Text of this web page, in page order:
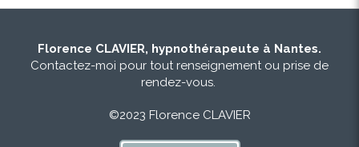
Florence CLAVIER, hypnothérapeute à Nantes.
Contactez-moi pour tout renseignement ou prise de
rendez-vous.
©2023 Florence CLAVIER